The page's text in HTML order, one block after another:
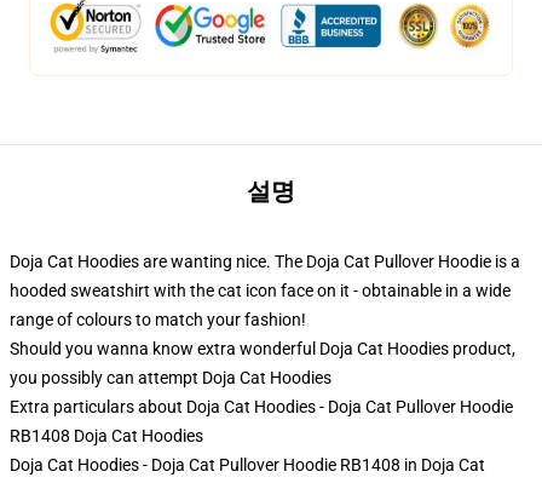
설명
Doja Cat Hoodies are wanting nice. The Doja Cat Pullover Hoodie is a
hooded sweatshirt with the cat icon face on it - obtainable in a wide
range of colours to match your fashion!
Should you wanna know extra wonderful Doja Cat Hoodies product,
you possibly can attempt Doja Cat Hoodies
Extra particulars about Doja Cat Hoodies - Doja Cat Pullover Hoodie
RB1408 Doja Cat Hoodies
Doja Cat Hoodies - Doja Cat Pullover Hoodie RB1408 in Doja Cat